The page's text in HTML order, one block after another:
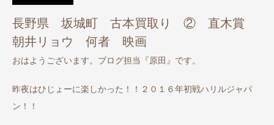
長野県 坂城町 古本買取り ② 直木賞
朝井リョウ 何者 映画
おはようございます。ブログ担当『原田』です。
昨夜はひじょーに楽しかった！！２０１６年初戦ハリルジャパ
ン！！